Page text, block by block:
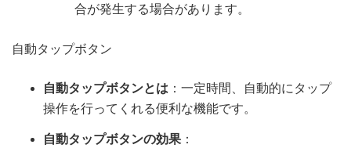
合が発生する場合があります。
自動タップボタン
自動タップボタンとは ：一定時間、自動的にタップ
操作を行ってくれる便利な機能です。
自動タップボタンの効果 ：